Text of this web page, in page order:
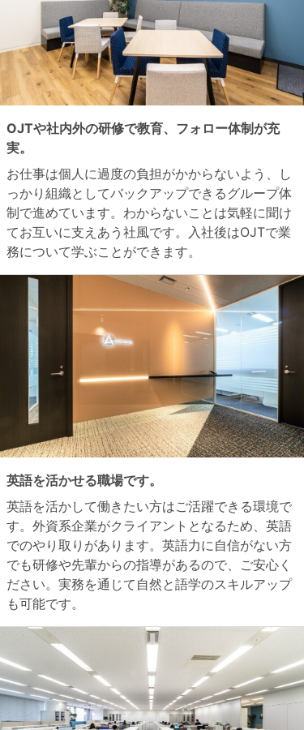
OJTや社内外の研修で教育、フォロー体制が充
実。
お仕事は個人に過度の負担がかからないよう、し
っかり組織としてバックアップできるグループ体
制で進めています。わからないことは気軽に聞け
てお互いに支えあう社風です。入社後はOJTで業
務について学ぶことができます。
英語を活かせる職場です。
英語を活かして働きたい方はご活躍できる環境で
す。外資系企業がクライアントとなるため、英語
でのやり取りがあります。英語力に自信がない方
でも研修や先輩からの指導があるので、ご安心く
ださい。実務を通じて自然と語学のスキルアップ
も可能です。